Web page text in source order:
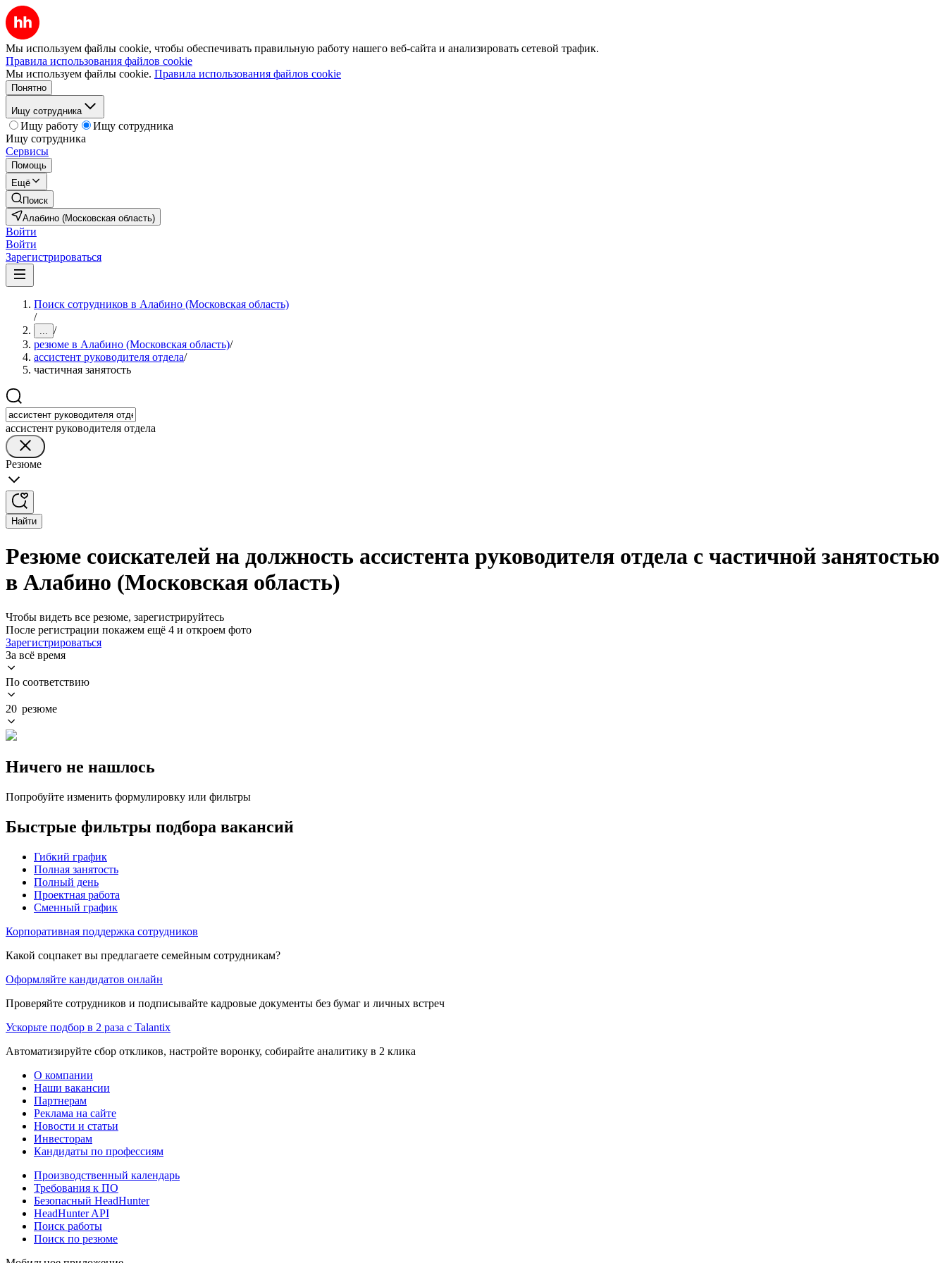
Мы используем файлы cookie, чтобы обеспечивать правильную работу нашего веб-сайта и анализировать сетевой трафик.
Правила использования файлов cookie
Мы используем файлы cookie. Правила использования файлов cookie
Понятно
Ищу сотрудника
Ищу работу
Ищу сотрудника
Ищу сотрудника
Сервисы
Помощь
Ещё
Поиск
Алабино (Московская область)
Войти
Войти
Зарегистрироваться
Поиск сотрудников в Алабино (Московская область)
/
... /
резюме в Алабино (Московская область)/
ассистент руководителя отдела/
частичная занятость
ассистент руководителя отдела
Резюме
Найти
Резюме соискателей на должность ассистента руководителя отдела с частичной занятостью
в Алабино (Московская область)
Чтобы видеть все резюме, зарегистрируйтесь
После регистрации покажем ещё 4 и откроем фото
Зарегистрироваться
За всё время
По соответствию
20 резюме
Ничего не нашлось
Попробуйте изменить формулировку или фильтры
Быстрые фильтры подбора вакансий
Гибкий график
Полная занятость
Полный день
Проектная работа
Сменный график
Корпоративная поддержка сотрудников
Какой соцпакет вы предлагаете семейным сотрудникам?
Оформляйте кандидатов онлайн
Проверяйте сотрудников и подписывайте кадровые документы без бумаг и личных встреч
Ускорьте подбор в 2 раза с Talantix
Автоматизируйте сбор откликов, настройте воронку, собирайте аналитику в 2 клика
О компании
Наши вакансии
Партнерам
Реклама на сайте
Новости и статьи
Инвесторам
Кандидаты по профессиям
Производственный календарь
Требования к ПО
Безопасный HeadHunter
HeadHunter API
Поиск работы
Поиск по резюме